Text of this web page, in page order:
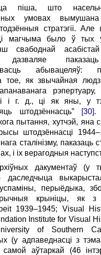
піша, што
умовах
стратэгіі. Але
магчыма было ў тых
свабоднай
дазваляе паказаць
абывацеляў:
тое, як звычайная
і г. д., ці як яны, у
штодзённасць”
[30].
пытання, хутчэй, яна
штодзённасці
сталінізму, паказаць
і іх верагодныя
дакументаў (у
даследчыца
перыёдыка,
крыніцы, як
1939–1945; Visual
Institute for Visual
of Southern
(у адпаведнасці з
самой аўтаркай (46